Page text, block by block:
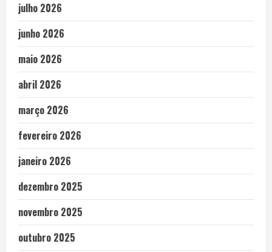
julho 2026
junho 2026
maio 2026
abril 2026
março 2026
fevereiro 2026
janeiro 2026
dezembro 2025
novembro 2025
outubro 2025